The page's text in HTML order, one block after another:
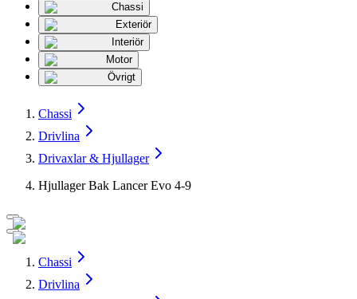
Chassi
Exteriör
Interiör
Motor
Övrigt
Chassi
Drivlina
Drivaxlar & Hjullager
Hjullager Bak Lancer Evo 4-9
Chassi
Drivlina